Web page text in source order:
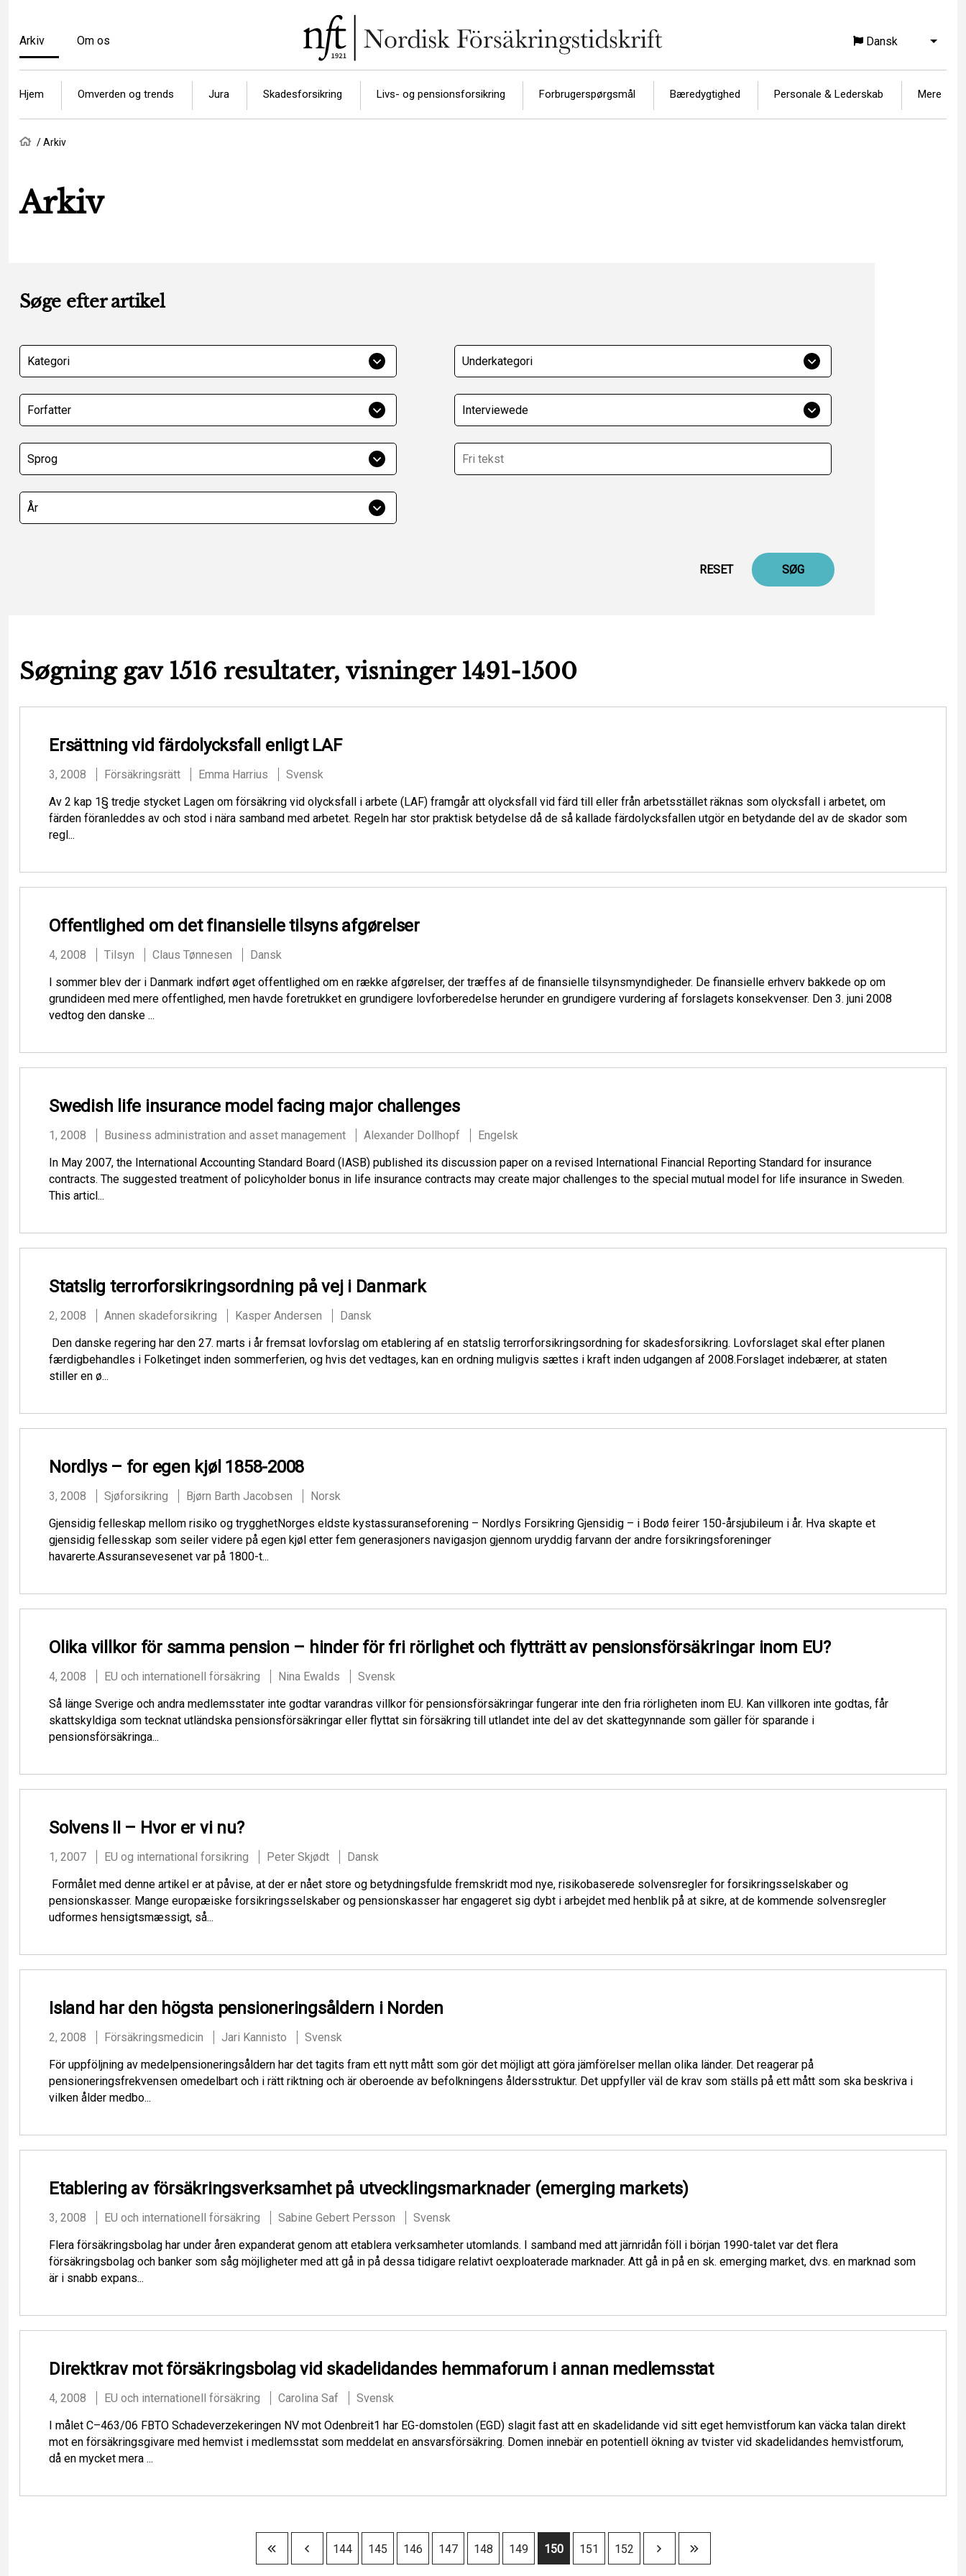
hovedindhold
Top
menu
Arkiv Om os Dansk Vis
Article
categories
Hjem Omverden og trends Jura Skadesforsikring Livs- og pensionsforsikring Forbrugerspørgsmål Bæredygtighed Personale & Lederskab Mere
Brødkrumme
Hjem
Arkiv
Arkiv
Søge efter artikel
Søgning gav 1516 resultater, visninger 1491-1500
Ersättning vid färdolycksfall enligt LAF
3, 2008 Försäkringsrätt Emma Harrius
Svensk
Av 2 kap 1§ tredje stycket Lagen om försäkring vid olycksfall i arbete (LAF) framgår att olycksfall vid färd till eller från arbetsstället räknas som olycksfall i arbetet, om
färden föranleddes av och stod i nära samband med arbetet. Regeln har stor praktisk betydelse då de så kallade färdolycksfallen utgör en betydande del av de skador som
regl...
Offentlighed om det finansielle tilsyns afgørelser
4, 2008 Tilsyn Claus Tønnesen
Dansk
I sommer blev der i Danmark indført øget offentlighed om en række afgørelser, der træffes af de finansielle tilsynsmyndigheder. De finansielle erhverv bakkede op om
grundideen med mere offentlighed, men havde foretrukket en grundigere lovforberedelse herunder en grundigere vurdering af forslagets konsekvenser. Den 3. juni 2008
vedtog den danske ...
Swedish life insurance model facing major challenges
1, 2008 Business administration and asset management Alexander Dollhopf
Engelsk
In May 2007, the International Accounting Standard Board (IASB) published its discussion paper on a revised International Financial Reporting Standard for insurance
contracts. The suggested treatment of policyholder bonus in life insurance contracts may create major challenges to the special mutual model for life insurance in Sweden.
This articl...
Statslig terrorforsikringsordning på vej i Danmark
2, 2008 Annen skadeforsikring Kasper Andersen
Dansk
Den danske regering har den 27. marts i år fremsat lovforslag om etablering af en statslig terrorforsikringsordning for skadesforsikring. Lovforslaget skal efter planen
færdigbehandles i Folketinget inden sommerferien, og hvis det vedtages, kan en ordning muligvis sættes i kraft inden udgangen af 2008.Forslaget indebærer, at staten
stiller en ø...
Nordlys – for egen kjøl 1858-2008
3, 2008 Sjøforsikring Bjørn Barth Jacobsen
Norsk
Gjensidig felleskap mellom risiko og trygghetNorges eldste kystassuranseforening – Nordlys Forsikring Gjensidig – i Bodø feirer 150-årsjubileum i år. Hva skapte et
gjensidig fellesskap som seiler videre på egen kjøl etter fem generasjoners navigasjon gjennom uryddig farvann der andre forsikringsforeninger
havarerte.Assuransevesenet var på 1800-t...
Olika villkor för samma pension – hinder för fri rörlighet och flytträtt av pensionsförsäkringar inom EU?
4, 2008 EU och internationell försäkring Nina Ewalds
Svensk
Så länge Sverige och andra medlemsstater inte godtar varandras villkor för pensionsförsäkringar fungerar inte den fria rörligheten inom EU. Kan villkoren inte godtas, får
skattskyldiga som tecknat utländska pensionsförsäkringar eller flyttat sin försäkring till utlandet inte del av det skattegynnande som gäller för sparande i
pensionsförsäkringa...
Solvens II – Hvor er vi nu?
1, 2007 EU og international forsikring Peter Skjødt
Dansk
Formålet med denne artikel er at påvise, at der er nået store og betydningsfulde fremskridt mod nye, risikobaserede solvensregler for forsikringsselskaber og
pensionskasser. Mange europæiske forsikringsselskaber og pensionskasser har engageret sig dybt i arbejdet med henblik på at sikre, at de kommende solvensregler
udformes hensigtsmæssigt, så...
Island har den högsta pensioneringsåldern i Norden
2, 2008 Försäkringsmedicin Jari Kannisto
Svensk
För uppföljning av medelpensioneringsåldern har det tagits fram ett nytt mått som gör det möjligt att göra jämförelser mellan olika länder. Det reagerar på
pensioneringsfrekvensen omedelbart och i rätt riktning och är oberoende av befolkningens åldersstruktur. Det uppfyller väl de krav som ställs på ett mått som ska beskriva i
vilken ålder medbo...
Etablering av försäkringsverksamhet på utvecklingsmarknader (emerging markets)
3, 2008 EU och internationell försäkring Sabine Gebert Persson
Svensk
Flera försäkringsbolag har under åren expanderat genom att etablera verksamheter utomlands. I samband med att järnridån föll i början 1990-talet var det flera
försäkringsbolag och banker som såg möjligheter med att gå in på dessa tidigare relativt oexploaterade marknader. Att gå in på en sk. emerging market, dvs. en marknad som
är i snabb expans...
Direktkrav mot försäkringsbolag vid skadelidandes hemmaforum i annan medlemsstat
4, 2008 EU och internationell försäkring Carolina Saf
Svensk
I målet C–463/06 FBTO Schadeverzekeringen NV mot Odenbreit1 har EG-domstolen (EGD) slagit fast att en skadelidande vid sitt eget hemvistforum kan väcka talan direkt
mot en försäkringsgivare med hemvist i medlemsstat som meddelat en ansvarsförsäkring. Domen innebär en potentiell ökning av tvister vid skadelidandes hemvistforum,
då en mycket mera ...
Side
144 Side
145 Side
146 Side
147 Side
148 Side
149
Nuværende
150 Side
151 Side
152